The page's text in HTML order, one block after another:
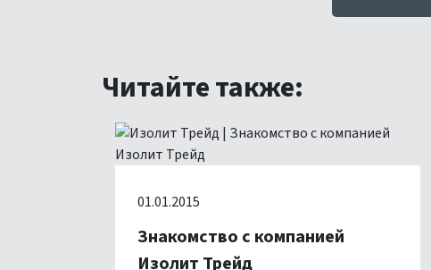
Читайте также:
01.01.2015
Знакомство с компанией
Изолит Трейд